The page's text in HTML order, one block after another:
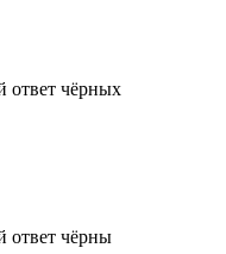
ответ чёрных
ответ чёрны